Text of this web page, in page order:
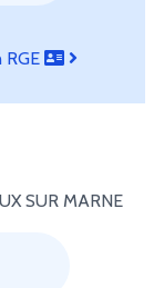
SUR MARNE